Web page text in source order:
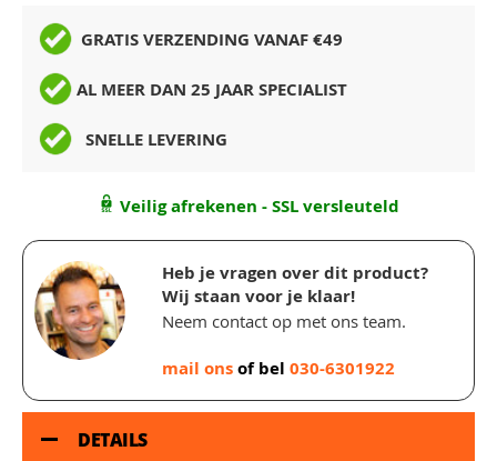
GRATIS VERZENDING VANAF €49
AL MEER DAN 25 JAAR SPECIALIST
SNELLE LEVERING
Veilig afrekenen - SSL versleuteld
Heb je vragen over dit product?
Wij staan voor je klaar!
Neem contact op met ons team.
mail onsof bel 030-6301922
DETAILS